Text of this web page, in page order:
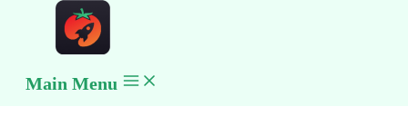
Main Menu